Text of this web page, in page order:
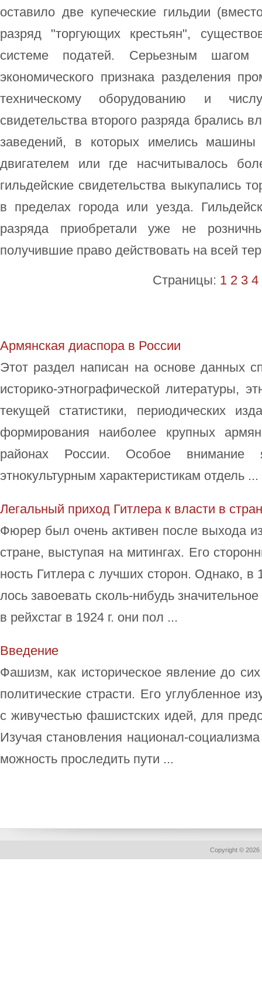
оставило две купеческие гильдии
разряд "торгующих крестьян",
системе податей. Серьезным шагом
экономического признака разделения
техническому оборудованию и
свидетельства второго разряда брались
заведений, в которых имелись
двигателем или где насчитывалось
гильдейские свидетельства выкупались
в пределах города или уезда.
разряда приобретали уже не
получившие право действовать на всей
Страницы: 1 2 3 4
Армянская диаспора в России
Этот раздел написан на основе данных
историко-этнографической литературы,
текущей статистики, периодических
формирования наиболее крупных
районах России. Особое внимание
этнокультурным характеристикам отдель ...
Ле­галь­ный при­ход Гит­ле­ра к вла­сти в
Фю­рер был очень ак­ти­вен по­сле вы­хо­да
стра­не, вы­сту­пая на ми­тин­гах. Его
ность Гит­ле­ра с луч­ших сто­рон. Од­на­ко, в
лось за­вое­вать сколь-ни­будь
в рейхс­таг в 1924 г. они по­л ...
Вве­де­ние
Фа­шизм, как ис­то­ри­че­ское яв­ле­ние до
по­ли­ти­че­ские стра­сти. Его уг­луб­лен­ное
с жи­ву­че­стью фа­ши­ст­ских идей, для
Изу­чая ста­нов­ле­ния на­цио­нал-
мож­ность про­сле­дить пу­ти ...
Copyright © 2026